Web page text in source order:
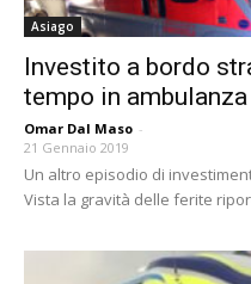
Asiago
Investito a bordo
tempo in ambulanza
Omar Dal Maso -
21 Gennaio 2019
Un altro episodio di
Vista la gravità delle ferite